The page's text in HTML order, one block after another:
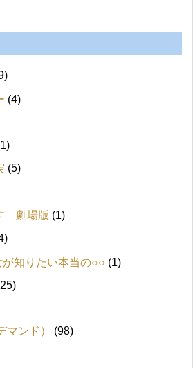
(4)
(5)
劇場版 (1)
が知りたい本当の○○ (1)
マンド）
(98)